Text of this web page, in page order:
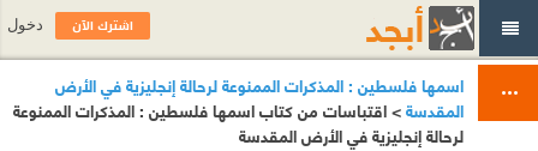
اسمها فلسطين : المذكرات الممنوعة لرحالة إنجليزية في الأرض
المقدسة> اقتباسات من كتاب اسمها فلسطين : المذكرات الممنوعة
لرحالة إنجليزية في الأرض المقدسة
اشترك الآن دخول